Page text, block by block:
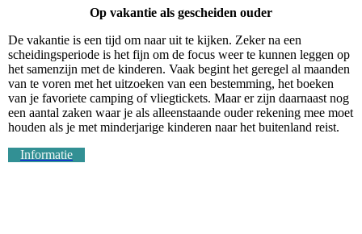
Op vakantie als gescheiden ouder
De vakantie is een tijd om naar uit te kijken. Zeker na een
scheidingsperiode is het fijn om de focus weer te kunnen leggen op
het samenzijn met de kinderen. Vaak begint het geregel al maanden
van te voren met het uitzoeken van een bestemming, het boeken
van je favoriete camping of vliegtickets. Maar er zijn daarnaast nog
een aantal zaken waar je als alleenstaande ouder rekening mee moet
houden als je met minderjarige kinderen naar het buitenland reist.
Informatie